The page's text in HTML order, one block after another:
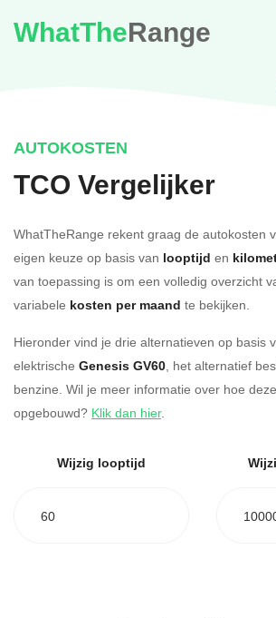
WhatTheRange
AUTOKOSTEN
TCO Vergelijker
WhatTheRange rekent graag de autokosten
eigen keuze op basis van looptijd en
van toepassing is om een volledig overzicht
variabele kosten per maand te bekijken.
Hieronder vind je drie alternatieven op basis
elektrische Genesis GV60, het alternatief
benzine. Wil je meer informatie over hoe
opgebouwd? Klik dan hier.
Wijzig looptijd
60